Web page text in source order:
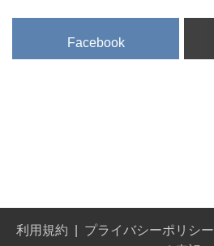
Facebook
利用規約 プライバシーポリシー